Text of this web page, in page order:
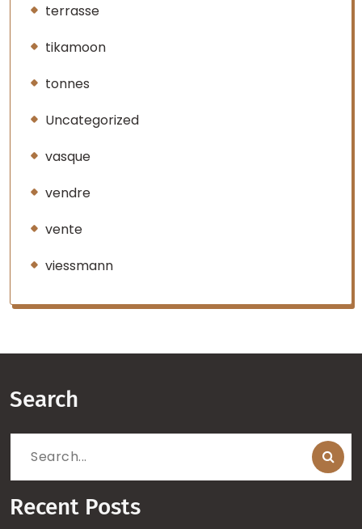
terrasse
tikamoon
tonnes
Uncategorized
vasque
vendre
vente
viessmann
Search
Search
Recent Posts